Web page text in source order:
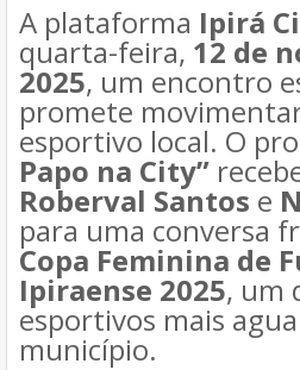
A plataforma Ipirá
quarta-feira, 12 de
2025, um encontro
promete
esportivo local. O
Papo na City”
Roberval Santos e
para uma conversa
Copa Feminina de
Ipiraense 2025, um
esportivos mais
município.